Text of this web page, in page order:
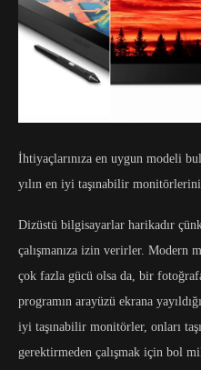
İhtiyaçlarınıza en uygun modeli
yılın en iyi taşınabilir
Dizüstü bilgisayarlar harikadır
çalışmanıza izin verirler. Modern
çok fazla gücü olsa da, bir
programın arayüzü ekrana
iyi taşınabilir monitörler, onları
gerektirmeden çalışmak için bol